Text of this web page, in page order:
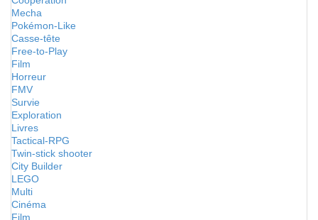
Mecha
Pokémon-Like
Casse-tête
Free-to-Play
Film
Horreur
FMV
Survie
Exploration
Livres
Tactical-RPG
Twin-stick shooter
City Builder
LEGO
Multi
Cinéma
Film